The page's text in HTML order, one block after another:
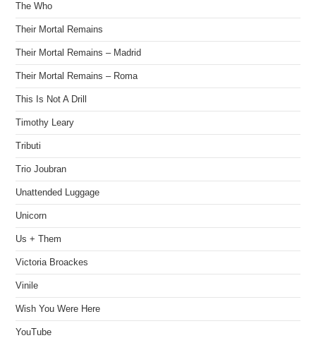
The Who
Their Mortal Remains
Their Mortal Remains – Madrid
Their Mortal Remains – Roma
This Is Not A Drill
Timothy Leary
Tributi
Trio Joubran
Unattended Luggage
Unicorn
Us + Them
Victoria Broackes
Vinile
Wish You Were Here
YouTube